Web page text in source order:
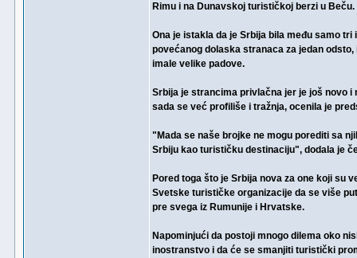
Rimu i na Dunavskoj turističkoj berzi u Beču.
Ona je istakla da je Srbija bila među samo
povećanog dolaska stranaca za jedan
imale velike padove.
Srbija je strancima privlačna jer je još novo
sada se već profiliše i tražnja, ocenila je
"Mada se naše brojke ne mogu porediti sa
Srbiju kao turističku destinaciju", dodala je
Pored toga što je Srbija nova za one koji su
Svetske turističke organizacije da se više
pre svega iz Rumunije i Hrvatske.
Napominjući da postoji mnogo dilema oko
inostranstvo i da će se smanjiti turistički